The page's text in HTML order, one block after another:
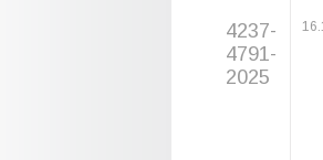
4237-
4791-
2025